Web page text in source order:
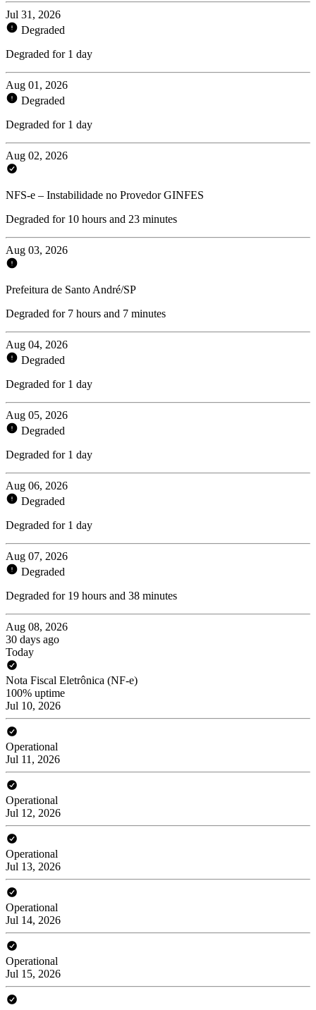
Jul 31, 2026
Degraded
Degraded for 1 day
Aug 01, 2026
Degraded
Degraded for 1 day
Aug 02, 2026
NFS-e – Instabilidade no Provedor GINFES
Degraded for 10 hours and 23 minutes
Aug 03, 2026
Prefeitura de Santo André/SP
Degraded for 7 hours and 7 minutes
Aug 04, 2026
Degraded
Degraded for 1 day
Aug 05, 2026
Degraded
Degraded for 1 day
Aug 06, 2026
Degraded
Degraded for 1 day
Aug 07, 2026
Degraded
Degraded for 19 hours and 38 minutes
Aug 08, 2026
30 days ago
Today
Nota Fiscal Eletrônica (NF-e)
100% uptime
Jul 10, 2026
Operational
Jul 11, 2026
Operational
Jul 12, 2026
Operational
Jul 13, 2026
Operational
Jul 14, 2026
Operational
Jul 15, 2026